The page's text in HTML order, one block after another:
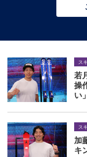
ス
若
操
い」
ス
加
キ